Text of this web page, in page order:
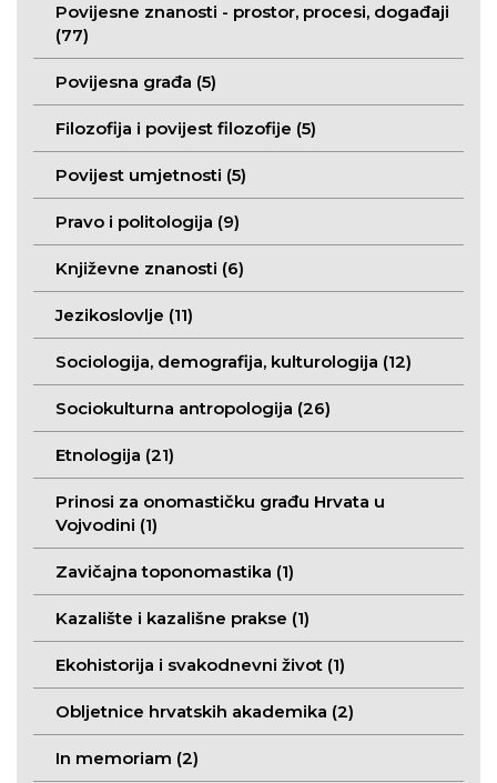
Povijesne znanosti - prostor, procesi, događaji
(77)
Povijesna građa (5)
Filozofija i povijest filozofije (5)
Povijest umjetnosti (5)
Pravo i politologija (9)
Književne znanosti (6)
Jezikoslovlje (11)
Sociologija, demografija, kulturologija (12)
Sociokulturna antropologija (26)
Etnologija (21)
Prinosi za onomastičku građu Hrvata u
Vojvodini (1)
Zavičajna toponomastika (1)
Kazalište i kazališne prakse (1)
Ekohistorija i svakodnevni život (1)
Obljetnice hrvatskih akademika (2)
In memoriam (2)